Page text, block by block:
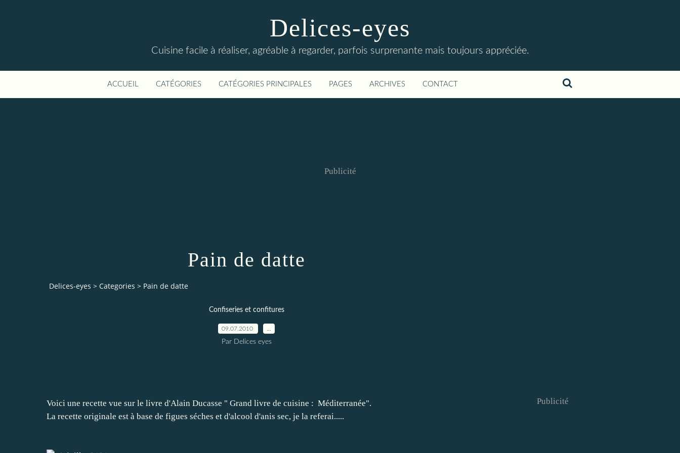
Delices-eyes
Cuisine facile à réaliser, agréable à regarder, parfois surprenante mais toujours appréciée.
ACCUEIL CATÉGORIES CATÉGORIES PRINCIPALES PAGES ARCHIVES CONTACT
Publicité
Pain de datte
Delices-eyes > Categories > Pain de datte
Confiseries et confitures
09.07.2010
Par Delices eyes
Voici une recette vue sur le livre d'Alain Ducasse " Grand livre de cuisine : Méditerranée".
La recette originale est à base de figues séches et d'alcool d'anis sec, je la referai.....
Publicité